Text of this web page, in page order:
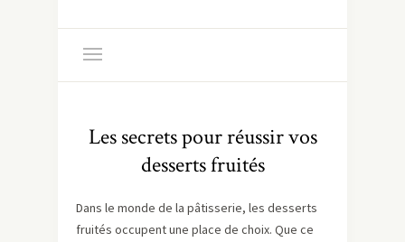
Les secrets pour réussir vos
desserts fruités
Dans le monde de la pâtisserie, les desserts
fruités occupent une place de choix. Que ce